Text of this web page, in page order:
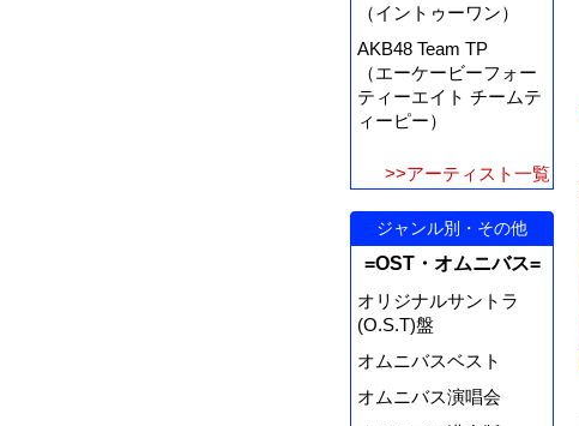
（イントゥーワン）
AKB48 Team TP
（エーケービーフォー
ティーエイト チームテ
ィーピー）
>>アーティスト一覧
ジャンル別・その他
=OST・オムニバス=
オリジナルサントラ
(O.S.T)盤
オムニバスベスト
オムニバス演唱会